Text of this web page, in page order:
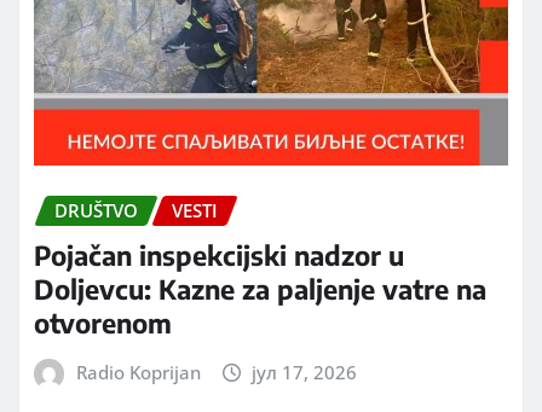
DRUŠTVO VESTI
Pojačan inspekcijski nadzor u
Doljevcu: Kazne za paljenje vatre na
otvorenom
Radio Koprijan јул 17, 2026